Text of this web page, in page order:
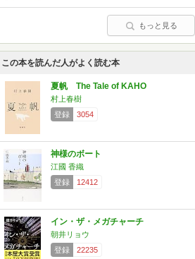
もっと見る
この本を読んだ人がよく読む本
夏帆 The Tale of KAHO
村上春樹
登録
3054
神様のボート
江國 香織
登録
12412
イン・ザ・メガチャーチ
朝井リョウ
登録
22235